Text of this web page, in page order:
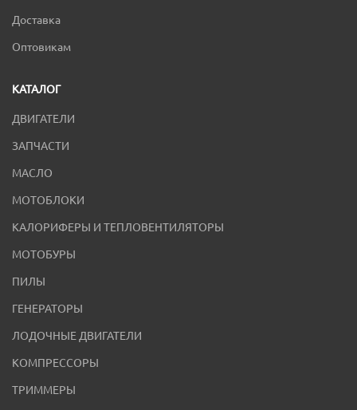
Доставка
Оптовикам
КАТАЛОГ
ДВИГАТЕЛИ
ЗАПЧАСТИ
МАСЛО
МОТОБЛОКИ
КАЛОРИФЕРЫ И ТЕПЛОВЕНТИЛЯТОРЫ
МОТОБУРЫ
ПИЛЫ
ГЕНЕРАТОРЫ
ЛОДОЧНЫЕ ДВИГАТЕЛИ
КОМПРЕССОРЫ
ТРИММЕРЫ